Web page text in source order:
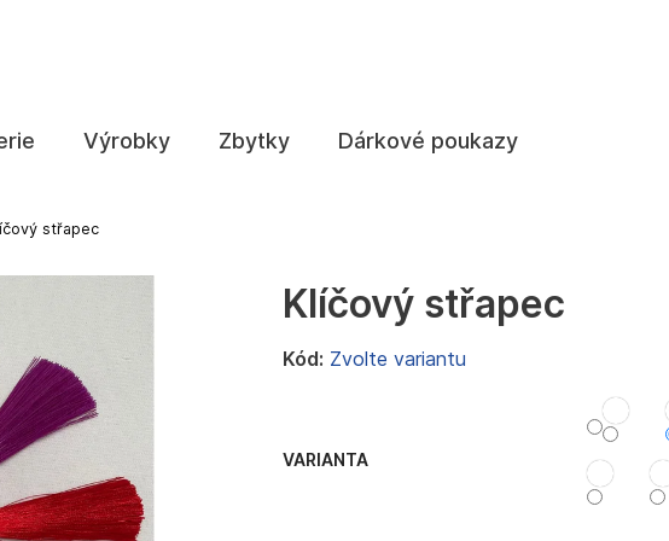
Výrobky Zbytky Dárkové poukazy
střapec
Klíčový střapec
Kód: Zvolte variantu
VARIANTA
Co potřebujete najít?
Doporučujeme